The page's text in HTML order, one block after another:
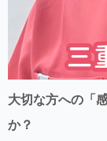
大切な方への「
か？